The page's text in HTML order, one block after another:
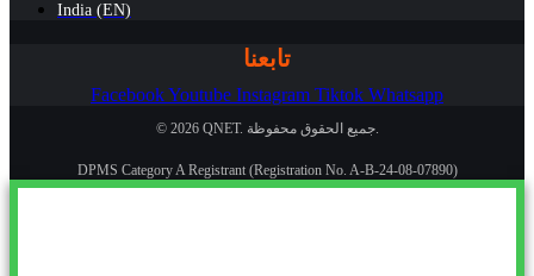
India (EN)
تابعنا
FacebookYoutube Instagram Tiktok Whatsapp
© 2026 QNET. جميع الحقوق محفوظة.
DPMS Category A Registrant (Registration No. A-B-24-08-07890)